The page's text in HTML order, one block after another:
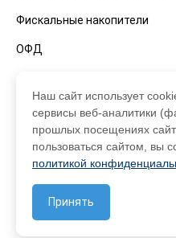
Фискальные накопители
ОФД
Смарт-терминалы
Фискальные регистраторы
Наш сайт использует
сервисы веб-аналитики
прошлых посещениях
пользоваться сайтом, вы
политикой
Принять